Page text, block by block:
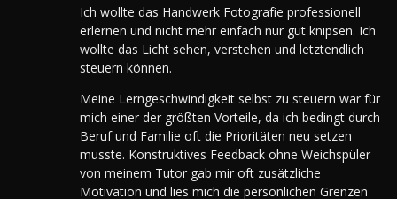
Ich wollte das Handwerk Fotografie professionell
erlernen und nicht mehr einfach nur gut knipsen. Ich
wollte das Licht sehen, verstehen und letztendlich
steuern können.
Meine Lerngeschwindigkeit selbst zu steuern war für
mich einer der größten Vorteile, da ich bedingt durch
Beruf und Familie oft die Prioritäten neu setzen
musste. Konstruktives Feedback ohne Weichspüler
von meinem Tutor gab mir oft zusätzliche
Motivation und lies mich die persönlichen Grenzen